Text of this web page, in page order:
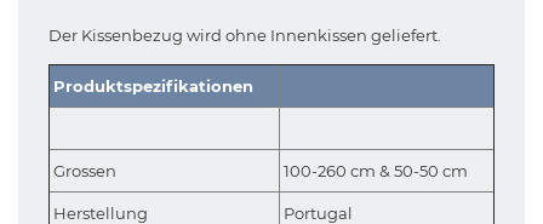
Der Kissenbezug wird ohne Innenkissen geliefert.
Produktspezifikationen
Grossen 100-260 cm & 50-50 cm
Herstellung Portugal